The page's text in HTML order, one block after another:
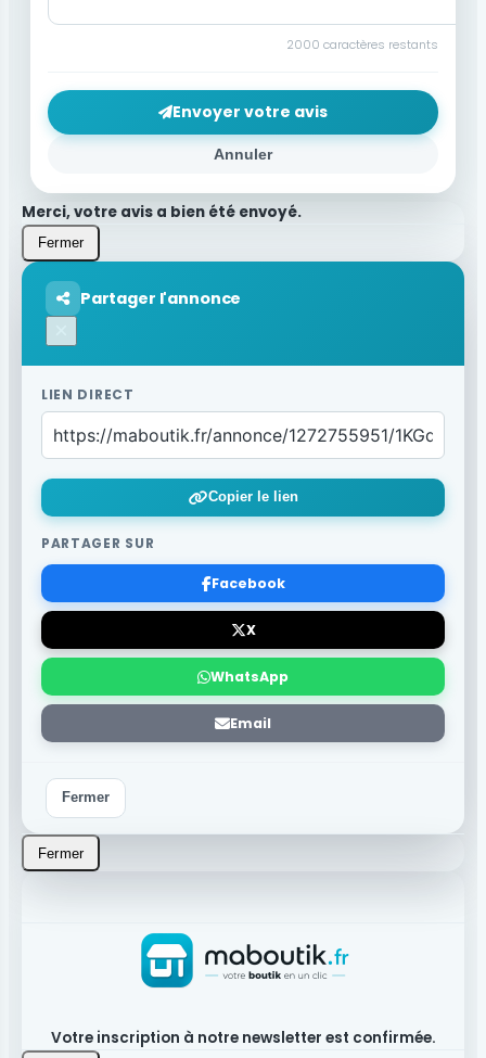
2000 caractères restants
Annuler
Envoyer votre avis
Merci, votre avis a bien été envoyé.
Fermer
Partager l'annonce
LIEN DIRECT
Copier le lien
PARTAGER SUR
Facebook
X
WhatsApp
Email
Fermer
Fermer
Votre inscription à notre newsletter est confirmée.